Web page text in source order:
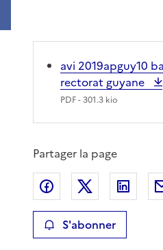
avi 2019apguy10
rectorat guyane
PDF- 301.3 kio
Partager la page
Partager surPartager sur
S'abonner